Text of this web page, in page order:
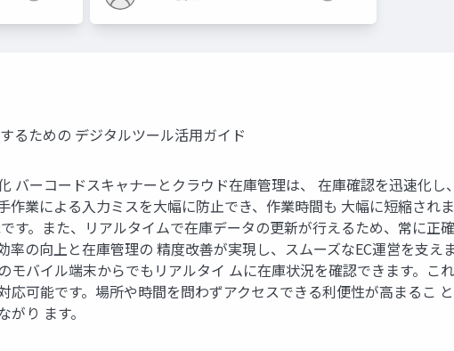
るための デジタルツール活用ガイド
バーコードスキャナーとクラウド在庫管理は、 在庫確認を迅速化
作業による入力ミスを大幅に防止でき、作業時間も 大幅に短縮さ
す。また、リアルタイムで在庫データの更新が行えるため、常に
率の向上と在庫管理の 精度改善が実現し、スムーズなEC運営を支
モバイル端末からでもリアルタイ ムに在庫状況を確認できます。
応可能です。場所や時間を問わずアクセスできる利便性が高まるこ
がり ます。